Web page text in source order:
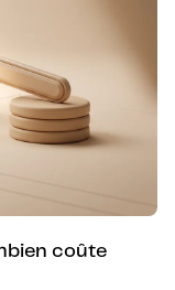
coûte